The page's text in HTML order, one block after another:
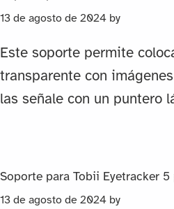
13 de agosto de 2024 by
Este soporte permite
transparente con
las señale con un puntero
Soporte para Tobii Eyetracker 5
13 de agosto de 2024 by